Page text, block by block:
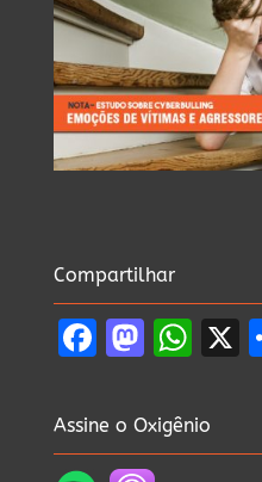
Compartilhar
FacebookX
Assine o Oxigênio